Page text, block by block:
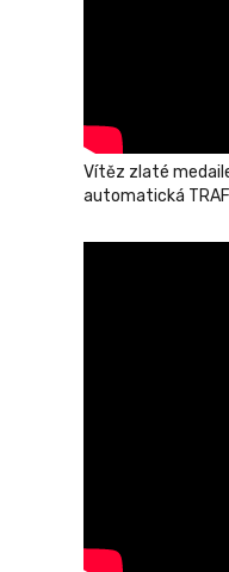
Vítěz zlaté
automatická